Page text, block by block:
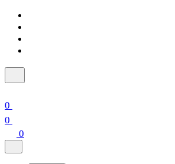
0
0
0